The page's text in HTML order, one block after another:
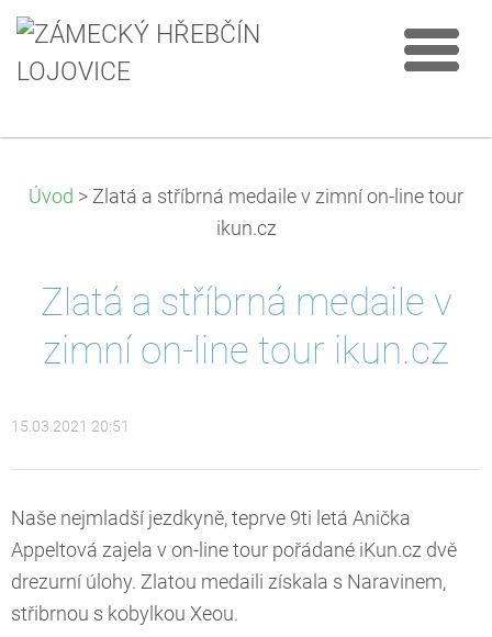
Úvod > Zlatá a stříbrná medaile v zimní on-line tour
ikun.cz
Zlatá a stříbrná medaile v
zimní on-line tour ikun.cz
15.03.2021 20:51
Naše nejmladší jezdkyně, teprve 9ti letá Anička
Appeltová zajela v on-line tour pořádané iKun.cz dvě
drezurní úlohy. Zlatou medaili získala s Naravinem,
střibrnou s kobylkou Xeou.